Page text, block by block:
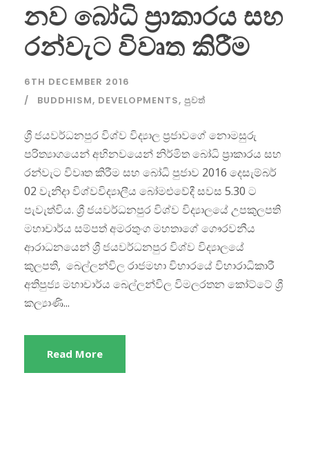
නව බෝධි ප්‍රාකාරය සහ
රන්වැට විවෘත කිරීම
6TH DECEMBER 2016
BUDDHISM, DEVELOPMENTS, පුවත්
ශ්‍රී ජයවර්ධනපුර විශ්ව විද්‍යාල ප්‍රජාවගේ නොමසුරු
පරිත්‍යාගයෙන් අභිනවයෙන් නිර්මිත බෝධි ප්‍රාකාරය සහ
රන්වැට විවෘත කිරීම සහ බෝධි පුජාව 2016 දෙසැම්බර්
02 වැනිදා විශ්වවිද්‍යාලීය බෝමළුවේදී සවස 5.30 ට
පැවැත්විය. ශ්‍රී ජයවර්ධනපුර විශ්ව විද්‍යාලයේ උපකුලපති
මහාචාර්ය සම්පත් අමරතුංග මහතාගේ ගෞරවනීය
ආරාධනයෙන් ශ්‍රී ජයවර්ධනපුර විශ්ව විද්‍යාලයේ
කුලපති, බෙල්ලන්විල රාජමහා විහාරයේ විහාරාධිකාරී
අතිපුජ්‍ය මහාචාර්ය බෙල්ලන්විල විමලරතන කෝට්ටේ ශ්‍රී
කල්‍යාණි...
Read More